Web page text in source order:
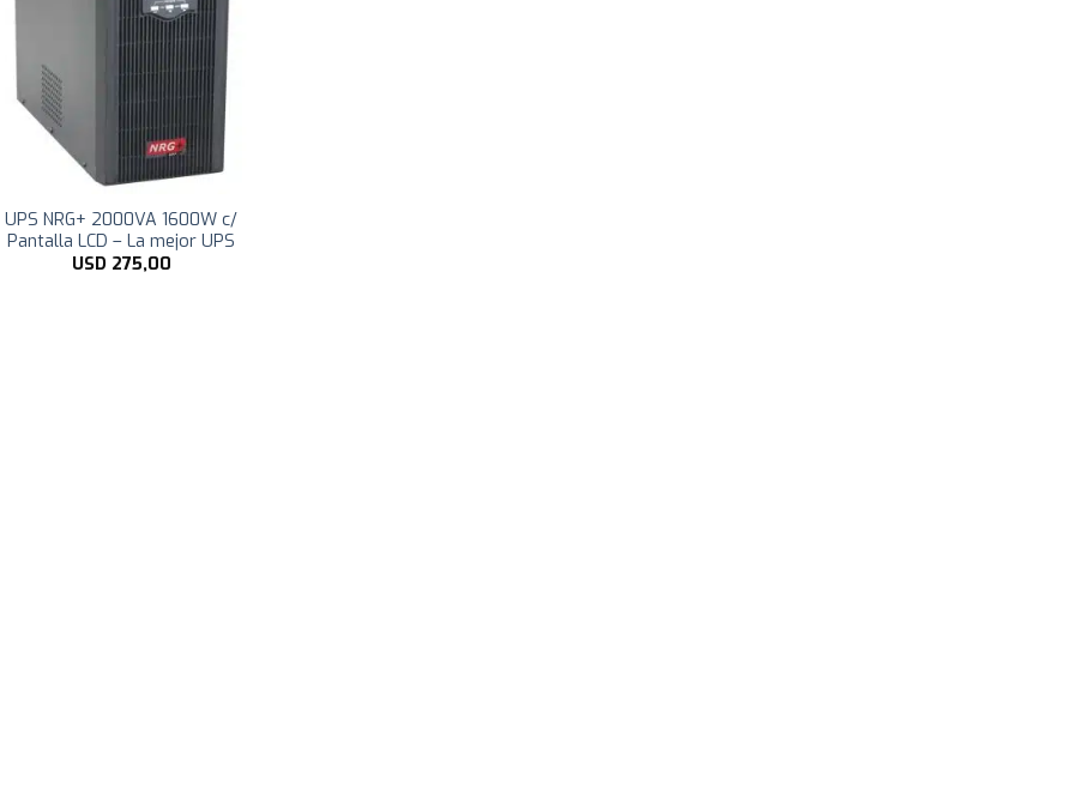
UPS NRG+ 2000VA 1600W c/
Pantalla LCD – La mejor UPS
USD 275,00